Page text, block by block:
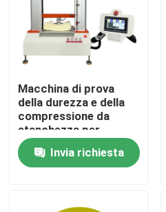
Controllo di qualità
Notizia
Casi
Macchina di prova
della durezza e della
compressione da
stanchezza per
schiuma Utm 0,5
grado accurato ISO
2439 standard
Invia richiesta